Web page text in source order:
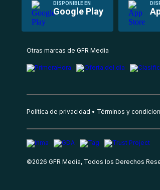
DISPONIBLE EN
Google Play
Otras marcas de GFR Media
Política de privacidad Términos y
©2026 GFR Media, Todos los Derechos